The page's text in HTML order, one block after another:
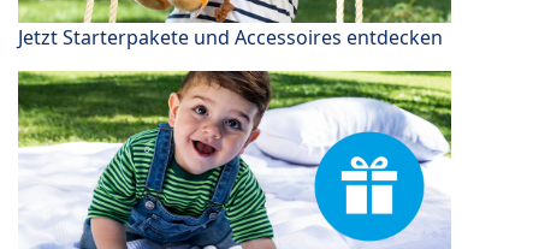
Jetzt Starterpakete und Accessoires entdecken